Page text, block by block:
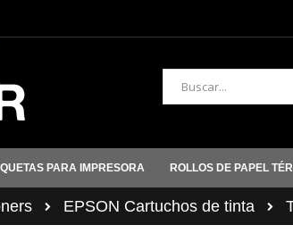
Buscar
PARA IMPRESORA ROLLOS DE PAPEL
EPSON Cartuchos de tinta